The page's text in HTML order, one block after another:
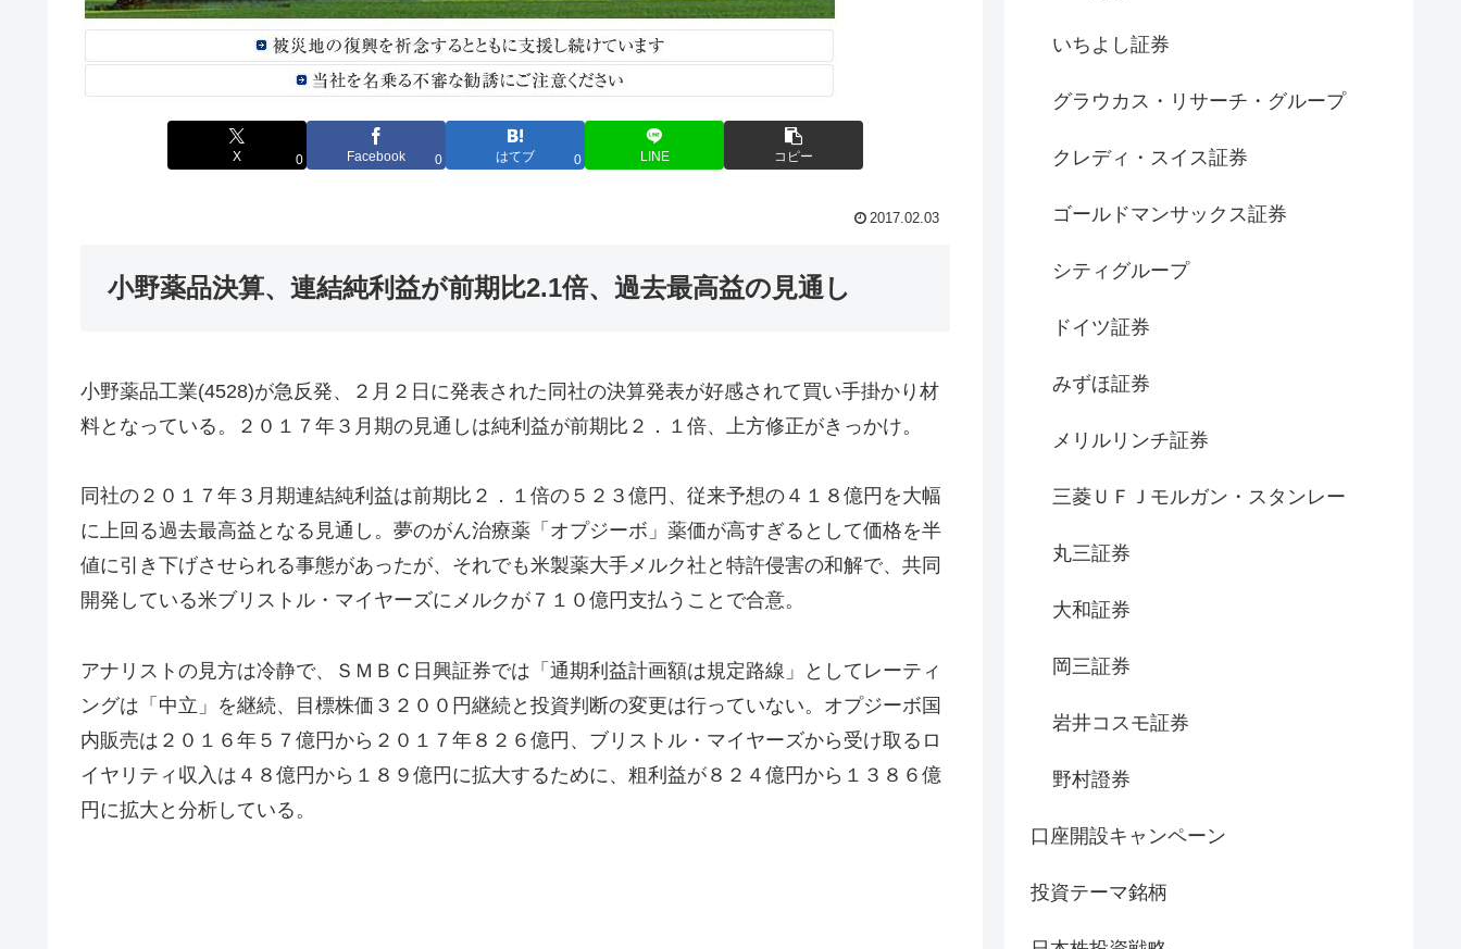
X 0 Facebook 0 はてブ 0 LINE コピー
2017.02.03
小野薬品決算、連結純利益が前期比2.1倍、過去最高益の見通し
小野薬品工業(4528)が急反発、２月２日に発表された同社の決算発表が好感されて買い手掛かり材
料となっている。２０１７年３月期の見通しは純利益が前期比２．１倍、上方修正がきっかけ。
同社の２０１７年３月期連結純利益は前期比２．１倍の５２３億円、従来予想の４１８億円を大幅
に上回る過去最高益となる見通し。夢のがん治療薬「オプジーボ」薬価が高すぎるとして価格を半
値に引き下げさせられる事態があったが、それでも米製薬大手メルク社と特許侵害の和解で、共同
開発している米ブリストル・マイヤーズにメルクが７１０億円支払うことで合意。
アナリストの見方は冷静で、ＳＭＢＣ日興証券では「通期利益計画額は規定路線」としてレーティ
ングは「中立」を継続、目標株価３２００円継続と投資判断の変更は行っていない。オプジーボ国
内販売は２０１６年５７億円から２０１７年８２６億円、ブリストル・マイヤーズから受け取るロ
イヤリティ収入は４８億円から１８９億円に拡大するために、粗利益が８２４億円から１３８６億
円に拡大と分析している。
いちよし証券
グラウカス・リサーチ・グループ
クレディ・スイス証券
ゴールドマンサックス証券
シティグループ
ドイツ証券
みずほ証券
メリルリンチ証券
三菱ＵＦＪモルガン・スタンレー
丸三証券
大和証券
岡三証券
岩井コスモ証券
野村證券
口座開設キャンペーン
投資テーマ銘柄